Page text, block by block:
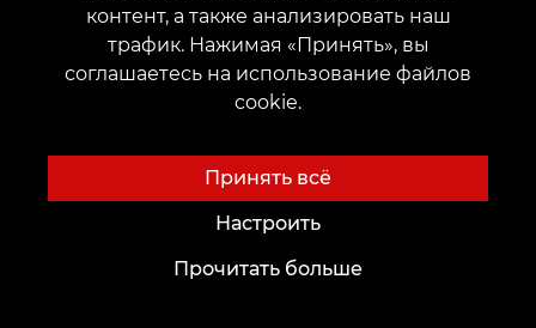
контент, а также анализировать наш
трафик. Нажимая «Принять», вы
соглашаетесь на использование файлов
cookie.
Принять всё
Настроить
Прочитать больше